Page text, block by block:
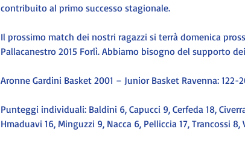
contribuito al primo successo stagionale.
Il prossimo match dei nostri ragazzi si terrà domenica
Pallacanestro 2015 Forlì. Abbiamo bisogno del supporto
Aronne Gardini Basket 2001 – Junior Basket Ravenna: 122-
Punteggi individuali: Baldini 6, Capucci 9, Cerfeda 18,
Hmaduavi 16, Minguzzi 9, Nacca 6, Pelliccia 17, Trancossi